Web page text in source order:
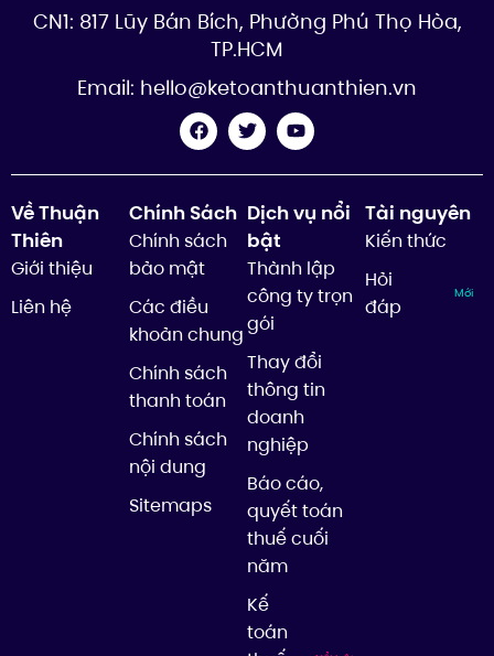
CN1: 817 Lũy Bán Bích, Phường Phú Thọ Hòa,
TP.HCM
Email: hello@ketoanthuanthien.vn
Về Thuận
Thiên
Giới thiệu
Liên hệ
Chính Sách
Chính sách
bảo mật
Các điều
khoản chung
Chính sách
thanh toán
Chính sách
nội dung
Sitemaps
Dịch vụ nổi
bật
Thành lập
công ty trọn
gói
Thay đổi
thông tin
doanh
nghiệp
Báo cáo,
quyết toán
thuế cuối
năm
Kế
toán
Tài nguyên
Kiến thức
Hỏi
đáp
Mới